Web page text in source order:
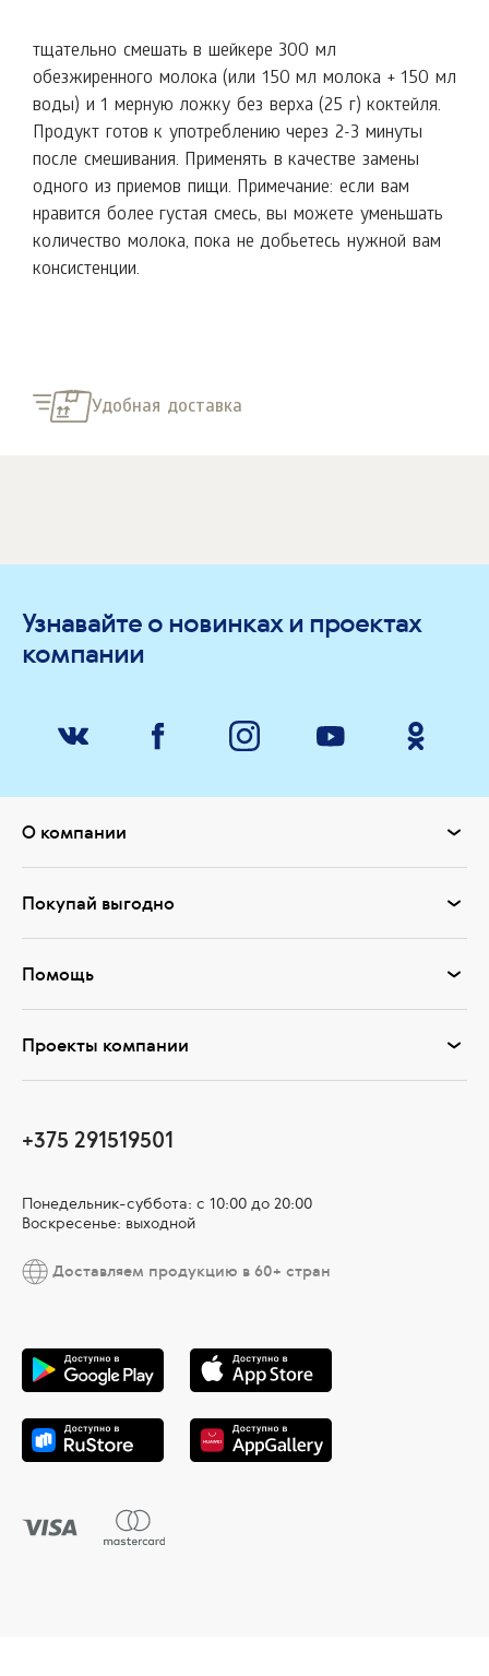
тщательно смешать в шейкере 300 мл
обезжиренного молока (или 150 мл молока + 150 мл
воды) и 1 мерную ложку без верха (25 г) коктейля.
Продукт готов к употреблению через 2-3 минуты
после смешивания. Применять в качестве замены
одного из приемов пищи. Примечание: если вам
нравится более густая смесь, вы можете уменьшать
количество молока, пока не добьетесь нужной вам
консистенции.
Удобная доставка
Узнавайте о новинках и проектах
компании
О компании
Покупай выгодно
Помощь
Проекты компании
+375 291519501
Понедельник-суббота: с 10:00 до 20:00
Воскресенье: выходной
Доставляем продукцию в 60+ стран